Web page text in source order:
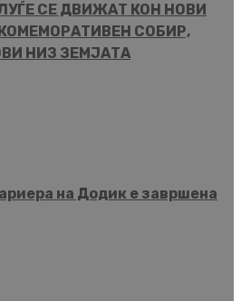
СЕ ДВИЖАТ КОН НОВИ
СОБИР,
НИЗ ЗЕМЈАТА
на Додик е завршена